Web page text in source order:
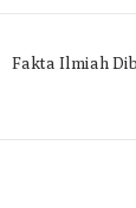
Fakta Ilmiah